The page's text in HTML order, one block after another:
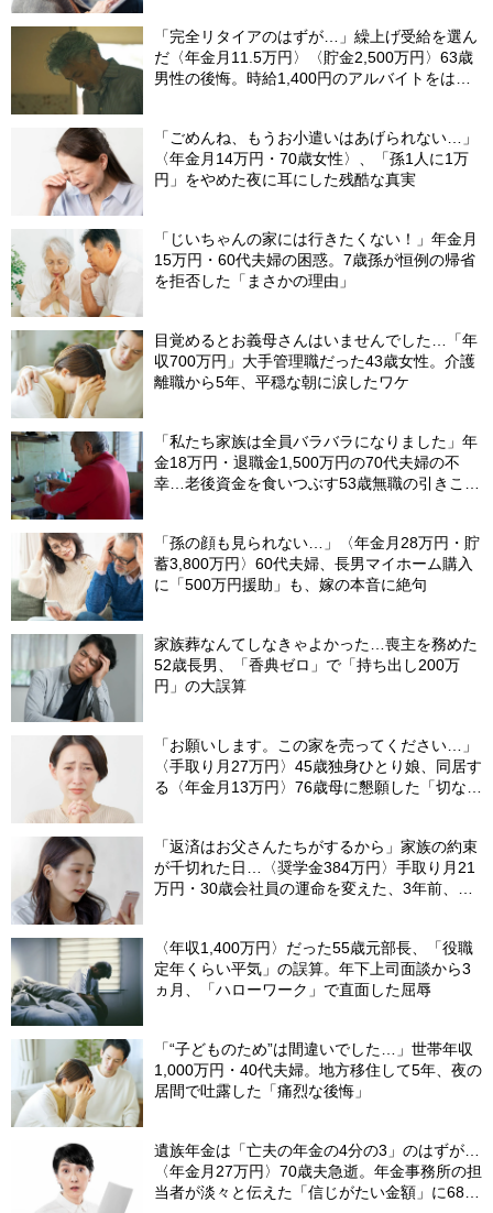
「完全リタイアのはずが…」繰上げ受給を選ん
だ〈年金月11.5万円〉〈貯金2,500万円〉63歳
男性の後悔。時給1,400円のアルバイトをはじ
「ごめんね、もうお小遣いはあげられない…」
〈年金月14万円・70歳女性〉、「孫1人に1万
円」をやめた夜に耳にした残酷な真実
「じいちゃんの家には行きたくない！」年金月
15万円・60代夫婦の困惑。7歳孫が恒例の帰省
を拒否した「まさかの理由」
目覚めるとお義母さんはいませんでした…「年
収700万円」大手管理職だった43歳女性。介護
離職から5年、平穏な朝に涙したワケ
「私たち家族は全員バラバラになりました」年
金18万円・退職金1,500万円の70代夫婦の不
幸…老後資金を食いつぶす53歳無職の引きこも
「孫の顔も見られない…」〈年金月28万円・貯
蓄3,800万円〉60代夫婦、長男マイホーム購入
に「500万円援助」も、嫁の本音に絶句
家族葬なんてしなきゃよかった…喪主を務めた
52歳長男、「香典ゼロ」で「持ち出し200万
円」の大誤算
「お願いします。この家を売ってください…」
〈手取り月27万円〉45歳独身ひとり娘、同居す
る〈年金月13万円〉76歳母に懇願した「切ない
「返済はお父さんたちがするから」家族の約束
が千切れた日…〈奨学金384万円〉手取り月21
万円・30歳会社員の運命を変えた、3年前、見
〈年収1,400万円〉だった55歳元部長、「役職
定年くらい平気」の誤算。年下上司面談から3
ヵ月、「ハローワーク」で直面した屈辱
「“子どものため”は間違いでした…」世帯年収
1,000万円・40代夫婦。地方移住して5年、夜の
居間で吐露した「痛烈な後悔」
遺族年金は「亡夫の年金の4分の3」のはずが…
〈年金月27万円〉70歳夫急逝。年金事務所の担
当者が淡々と伝えた「信じがたい金額」に68歳